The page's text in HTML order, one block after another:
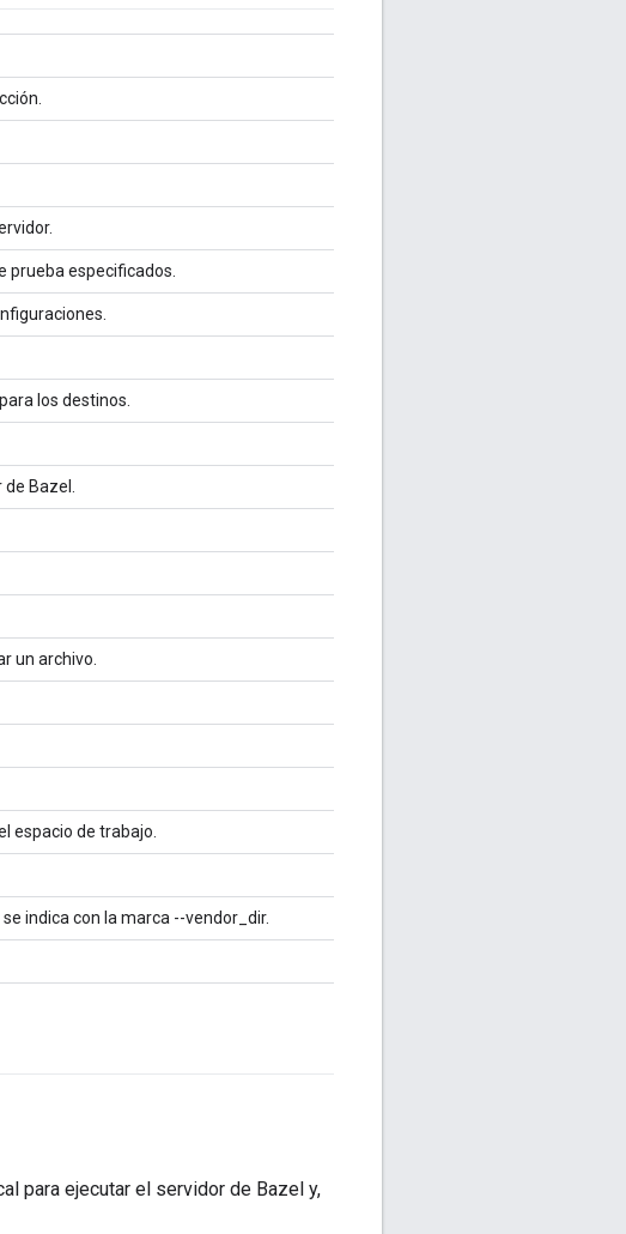
prueba especificados.
los destinos.
Bazel.
un archivo.
espacio de trabajo.
indica con la marca --vendor_dir.
para ejecutar el servidor de Bazel y,